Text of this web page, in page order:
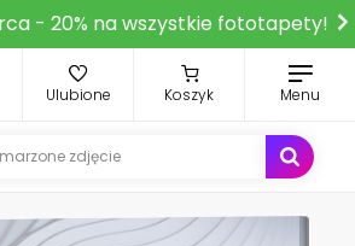
- 20% na wszystkie fototapety!
Ulubione Koszyk Menu